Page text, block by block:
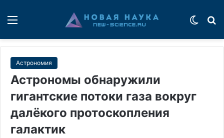
Астрономия
Астрономы обнаружили
гигантские потоки газа вокруг
далёкого протоскопления
галактик